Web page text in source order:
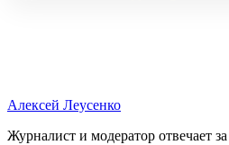
Алексей Леусенко
Журналист и модератор отвечает